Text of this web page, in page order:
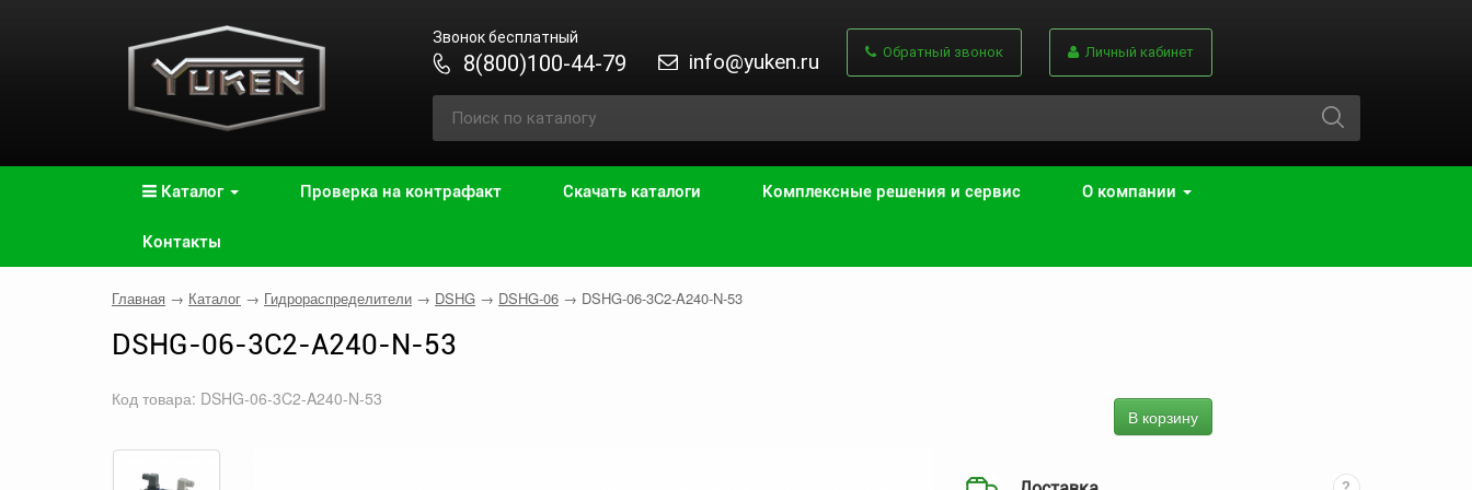
Звонок бесплатный
8(800)100-44-79 info@yuken.ru Обратный звонок Личный кабинет
Каталог Проверка на контрафакт Скачать каталоги Комплексные решения и сервис О компании
Контакты
Главная → Каталог → Гидрораспределители → DSHG → DSHG-06 → DSHG-06-3C2-A240-N-53
DSHG-06-3C2-A240-N-53
Код товара: DSHG-06-3C2-A240-N-53
В корзину